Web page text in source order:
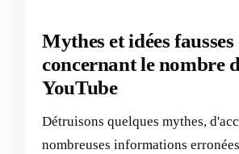
Mythes et idées
concernant le nombre
YouTube
Détruisons quelques mythes,
nombreuses informations